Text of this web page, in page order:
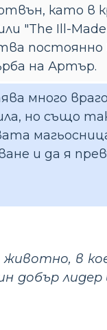
като в
"The Ill-
постоянно
на Артър.
много
но също
и да я
животно, в
добър лидер